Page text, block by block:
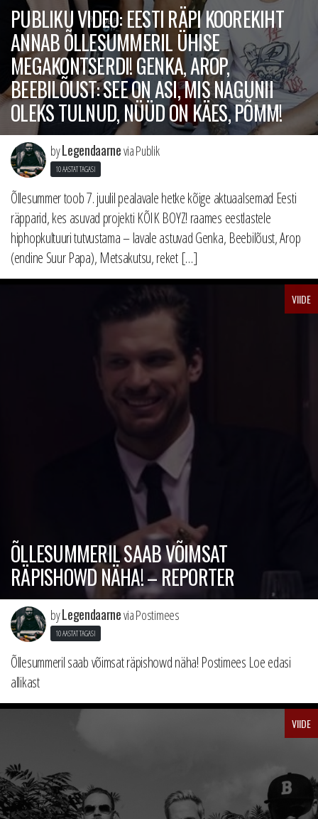
PUBLIKU VIDEO: EESTI RÄPI KOOREKIHT
ANNAB ÕLLESUMMERIL ÜHISE
MEGAKONTSERDI! GENKA, AROP,
BEEBILÕUST: SEE ON ASI, MIS NAGUNII
OLEKS TULNUD, NÜÜD ON KÄES, PÕMM!
byLegendaarnevia Publik
10 AASTAT TAGASI
Õllesummer toob 7. juulil pealavale hetke kõige aktuaalsemad Eesti
räpparid, kes asuvad projekti KÕIK BOYZ! raames eestlastele
hiphopkultuuri tutvustama – lavale astuvad Genka, Beebilõust, Arop
(endine Suur Papa), Metsakutsu, reket […]
VIIDE
ÕLLESUMMERIL SAAB VÕIMSAT
RÄPISHOWD NÄHA! – REPORTER
byLegendaarnevia Postimees
10 AASTAT TAGASI
Õllesummeril saab võimsat räpishowd näha! Postimees Loe edasi
allikast
VIIDE